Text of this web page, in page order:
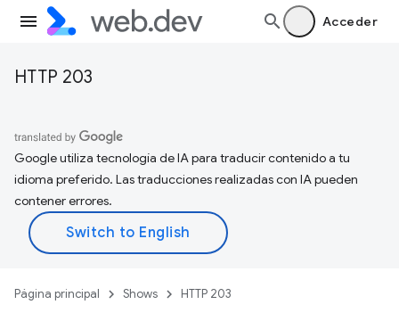
Acceder
HTTP 203
Google utiliza tecnología de IA para traducir contenido a tu
idioma preferido. Las traducciones realizadas con IA pueden
contener errores.
Página principal Shows HTTP 203